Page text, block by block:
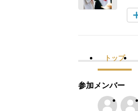
トップ
参加メンバー